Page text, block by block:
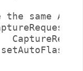
the same AE